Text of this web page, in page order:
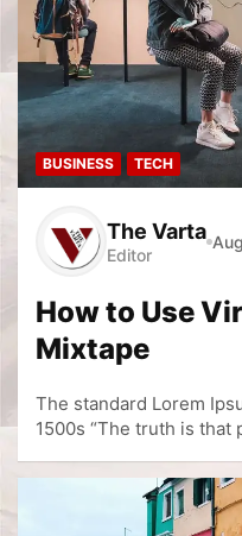
BUSINESS TECH
The Varta
Editor
How to Use
Mixtape
The standard Lorem
1500s “The truth is that